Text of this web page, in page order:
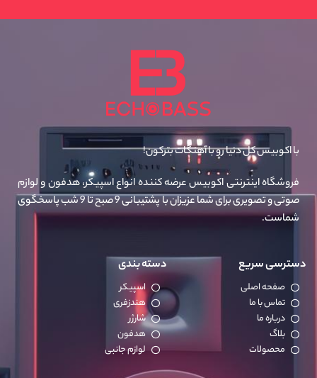
با اکوبیس کل دنیا رو با آهنگات بترکون!
فروشگاه اینترنتی اکوبیس عرضه کننده انواع اسپیکر، هدفون و لوازم
صوتی و تصویری برای شما عزیزان با پشتیبانی 9 صبح تا 9 شب پاسخگوی
شماست.
دسترسی سریع
صفحه اصلی
تماس با ما
درباره ما
بلاگ
محصولات
دسته بندی
اسپیکر
هندزفری
شارژر
هدفون
لوازم جانبی